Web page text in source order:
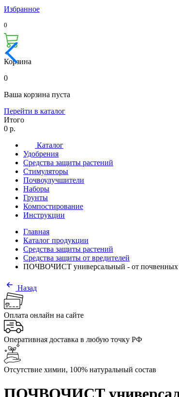
Избранное
0
Корзина
0
Ваша корзина пуста
Перейти в каталог
Итого
0 р.
Каталог
Удобрения
Средства защиты растений
Стимуляторы
Почвоулучшители
Наборы
Грунты
Компостирование
Инструкции
Главная
Каталог продукции
Средства защиты растений
Средства защиты от вредителей
ПОЧВОЧИСТ универсальный - от почвенных
Назад
Оплата онлайн на сайте
Оперативная доставка в любую точку РФ
Отсутствие химии, 100% натуральный состав
ПОЧВОЧИСТ